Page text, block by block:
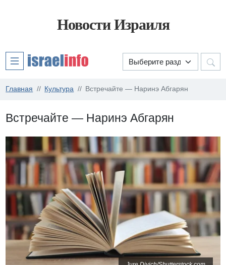
Новости Израиля
Главная Культура Встречайте — Наринэ Абгарян
Встречайте — Наринэ Абгарян